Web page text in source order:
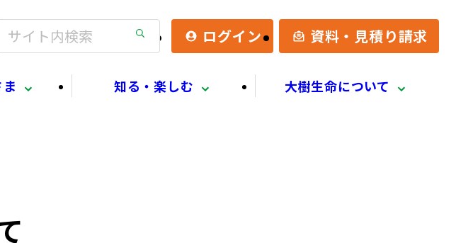
検
ログイン 資料・見積り請求
知る・楽しむ 大樹生命について